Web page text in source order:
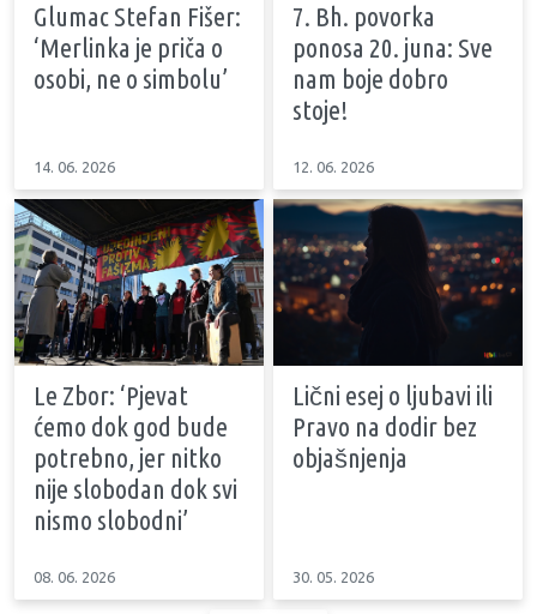
Glumac Stefan Fišer:
‘Merlinka je priča o
osobi, ne o simbolu’
14. 06. 2026
7. Bh. povorka
ponosa 20. juna: Sve
nam boje dobro
stoje!
12. 06. 2026
Le Zbor: ‘Pjevat
ćemo dok god bude
potrebno, jer nitko
nije slobodan dok svi
nismo slobodni’
08. 06. 2026
Lični esej o ljubavi ili
Pravo na dodir bez
objašnjenja
30. 05. 2026